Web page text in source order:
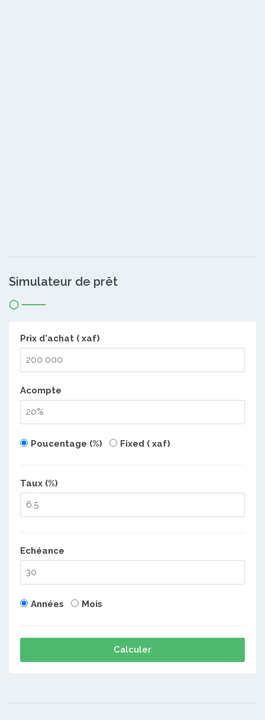
Simulateur de prêt
Prix d'achat ( xaf)
Acompte
Poucentage (%) Fixed ( xaf)
Taux (%)
Echéance
Années Mois
Calculer